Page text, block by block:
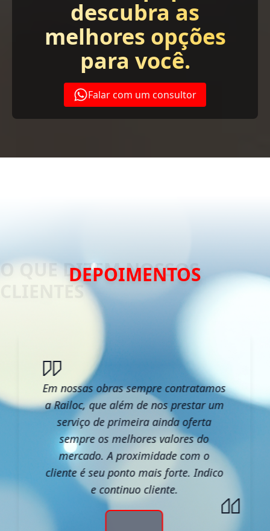
descubra as
melhores opções
para você.
Falar com um consultor
DEPOIMENTOS
Em nossas obras sempre contratamos
a Railoc, que além de nos prestar um
serviço de primeira ainda oferta
sempre os melhores valores do
mercado. A proximidade com o
cliente é seu ponto mais forte. Indico
e continuo cliente.